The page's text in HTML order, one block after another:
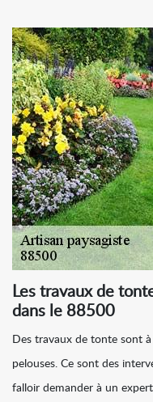
Les travaux de
dans le 88500
Des travaux de tonte sont
pelouses. Ce sont des
falloir demander à un